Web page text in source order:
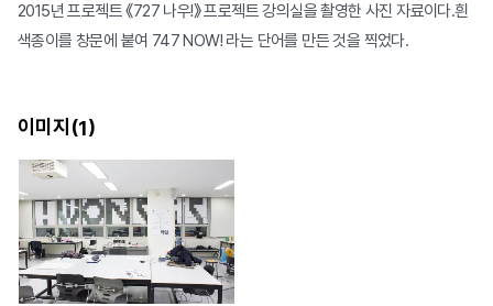
2015년 프로젝트 《727 나우!》 프로젝트 강의실을 촬영한 사진 자료이다.흰
색종이를 창문에 붙여 747 NOW! 라는 단어를 만든 것을 찍었다.
이미지(1)